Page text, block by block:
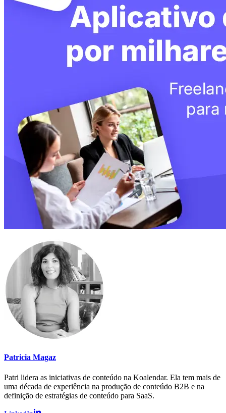
Patricia Magaz
Patri lidera as iniciativas de conteúdo na Koalendar. Ela tem mais de
uma década de experiência na produção de conteúdo B2B e na
definição de estratégias de conteúdo para SaaS.